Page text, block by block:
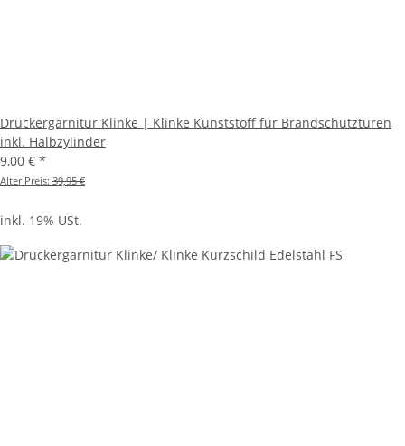
Drückergarnitur Klinke | Klinke Kunststoff für Brandschutztüren
inkl. Halbzylinder
9,00 € *
Alter Preis: 39,95 €
inkl. 19% USt.